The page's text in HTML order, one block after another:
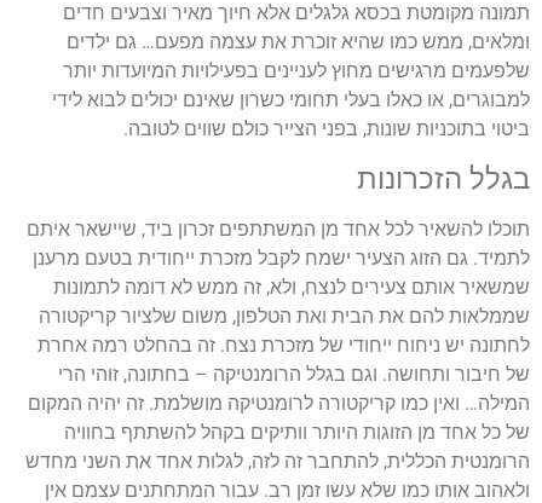
תמונה מקומטת בכסא גלגלים אלא חיוך מאיר וצבעים חדים
ומלאים, ממש כמו שהיא זוכרת את עצמה מפעם… גם ילדים
שלפעמים מרגישים מחוץ לעניינים בפעילויות המיועדות יותר
למבוגרים, או כאלו בעלי תחומי כשרון שאינם יכולים לבוא לידי
ביטוי בתוכניות שונות, בפני הצייר כולם שווים לטובה.
בגלל הזכרונות
תוכלו להשאיר לכל אחד מן המשתתפים זכרון ביד, שיישאר איתם
לתמיד. גם הזוג הצעיר ישמח לקבל מזכרת ייחודית בטעם מרענן
שמשאיר אותם צעירים לנצח, ולא, זה ממש לא דומה לתמונות
שממלאות להם את הבית ואת הטלפון, משום שלציור קריקטורה
לחתונה יש ניחוח ייחודי של מזכרת נצח. זה בהחלט רמה אחרת
של חיבור ותחושה. וגם בגלל הרומנטיקה – בחתונה, זוהי הרי
המילה… ואין כמו קריקטורה לרומנטיקה מושלמת. זה יהיה המקום
של כל אחד מן הזוגות היותר וותיקים בקהל להשתתף בחוויה
הרומנטית הכללית, להתחבר זה לזה, לגלות אחד את השני מחדש
ולאהוב אותו כמו שלא עשו זמן רב. עבור המתחתנים עצמם אין